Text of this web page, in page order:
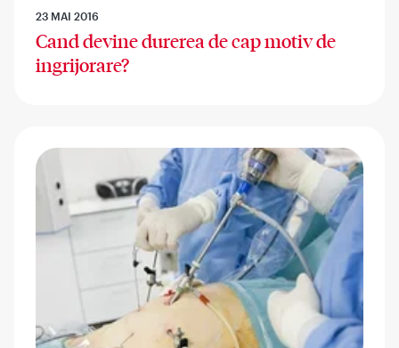
23 MAI 2016
Cand devine durerea de cap motiv de
ingrijorare?